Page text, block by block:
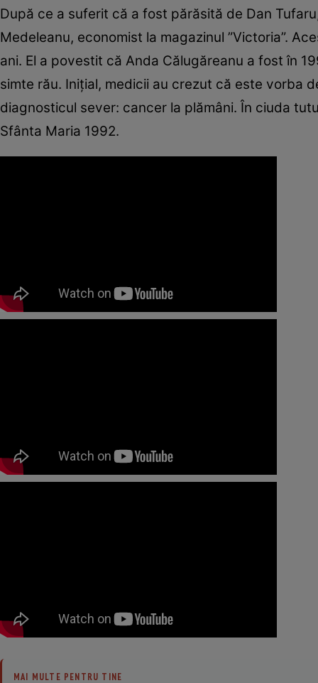
După ce a suferit că a fost părăsită de Dan
Medeleanu, economist la magazinul ”Victoria”.
ani. El a povestit că Anda Călugăreanu a fost în
simte rău. Inițial, medicii au crezut că este vorba
diagnosticul sever: cancer la plămâni. În ciuda
Sfânta Maria 1992.
MAI MULTE PENTRU TINE